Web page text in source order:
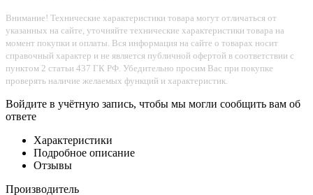
Внимание! Технические характеристики товара могут отличаться от
указанных на сайте, уточняйте технические характеристики товара на
момент покупки и оплаты. Вся информация на сайте о товарах носит
справочный характер и не является публичной офертой в соответствии с
пунктом 2 статьи 437 ГК РФ. Убедительно просим Вас при покупке
проверять наличие желаемых функций и характеристик.
Войдите в учётную запись, чтобы мы могли сообщить вам об
ответе
Характеристики
Подробное описание
Отзывы
Производитель